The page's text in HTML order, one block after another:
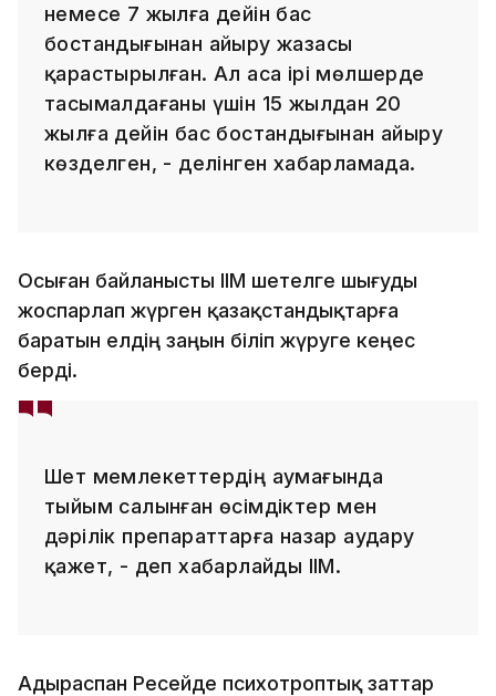
немесе 7 жылға дейін бас
бостандығынан айыру жазасы
қарастырылған. Ал аса ірі мөлшерде
тасымалдағаны үшін 15 жылдан 20
жылға дейін бас бостандығынан айыру
көзделген, - делінген хабарламада.
Осыған байланысты ІІМ шетелге шығуды
жоспарлап жүрген қазақстандықтарға
баратын елдің заңын біліп жүруге кеңес
берді.
Шет мемлекеттердің аумағында
тыйым салынған өсімдіктер мен
дәрілік препараттарға назар аудару
қажет, - деп хабарлайды ІІМ.
Адыраспан Ресейде психотроптық заттар